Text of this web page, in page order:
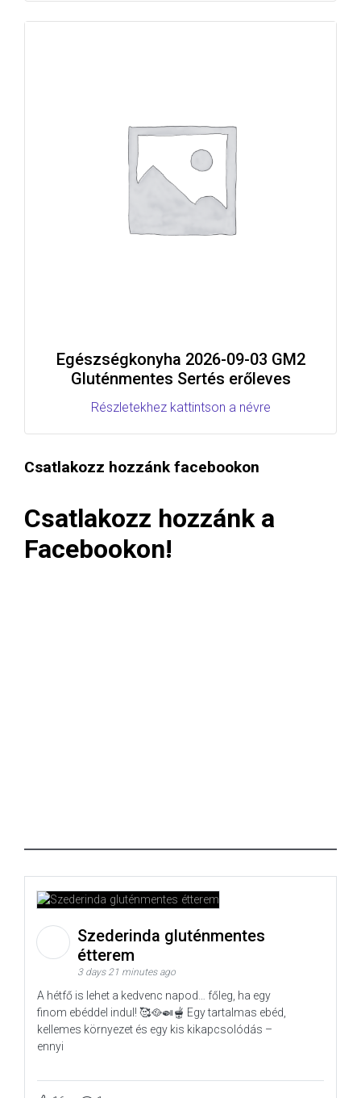
Egészségkonyha 2026-09-03 GM2
Gluténmentes Sertés erőleves
Részletekhez kattintson a névre
Csatlakozz hozzánk facebookon
Csatlakozz hozzánk a
Facebookon!
Szederinda gluténmentes
étterem
3 days 21 minutes ago
A hétfő is lehet a kedvenc napod… főleg, ha egy
finom ebéddel indul! 🥰🥘🍛🫕 Egy tartalmas ebéd,
kellemes környezet és egy kis kikapcsolódás –
ennyi